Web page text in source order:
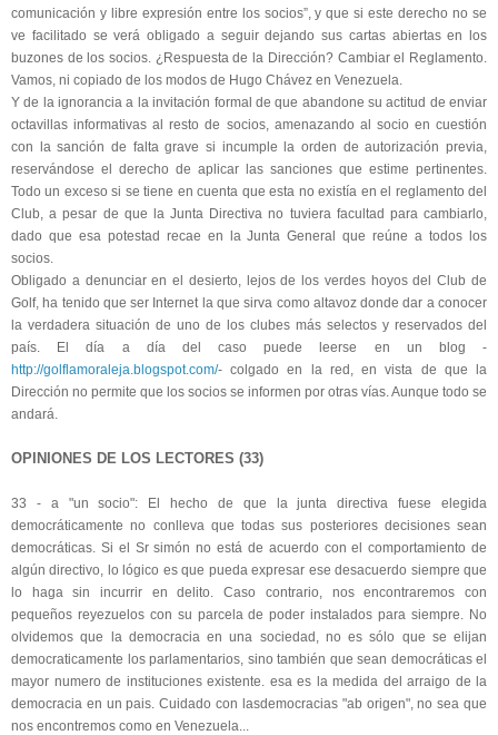
comunicación y libre expresión entre los socios”, y que si este derecho no se
ve facilitado se verá obligado a seguir dejando sus cartas abiertas en los
buzones de los socios. ¿Respuesta de la Dirección? Cambiar el Reglamento.
Vamos, ni copiado de los modos de Hugo Chávez en Venezuela.
Y de la ignorancia a la invitación formal de que abandone su actitud de enviar
octavillas informativas al resto de socios, amenazando al socio en cuestión
con la sanción de falta grave si incumple la orden de autorización previa,
reservándose el derecho de aplicar las sanciones que estime pertinentes.
Todo un exceso si se tiene en cuenta que esta no existía en el reglamento del
Club, a pesar de que la Junta Directiva no tuviera facultad para cambiarlo,
dado que esa potestad recae en la Junta General que reúne a todos los
socios.
Obligado a denunciar en el desierto, lejos de los verdes hoyos del Club de
Golf, ha tenido que ser Internet la que sirva como altavoz donde dar a conocer
la verdadera situación de uno de los clubes más selectos y reservados del
país. El día a día del caso puede leerse en un blog -
http://golflamoraleja.blogspot.com/- colgado en la red, en vista de que la
Dirección no permite que los socios se informen por otras vías. Aunque todo se
andará.
OPINIONES DE LOS LECTORES (33)
33 - a "un socio": El hecho de que la junta directiva fuese elegida
democráticamente no conlleva que todas sus posteriores decisiones sean
democráticas. Si el Sr simón no está de acuerdo con el comportamiento de
algún directivo, lo lógico es que pueda expresar ese desacuerdo siempre que
lo haga sin incurrir en delito. Caso contrario, nos encontraremos con
pequeños reyezuelos con su parcela de poder instalados para siempre. No
olvidemos que la democracia en una sociedad, no es sólo que se elijan
democraticamente los parlamentarios, sino también que sean democráticas el
mayor numero de instituciones existente. esa es la medida del arraigo de la
democracia en un pais. Cuidado con lasdemocracias "ab origen", no sea que
nos encontremos como en Venezuela...